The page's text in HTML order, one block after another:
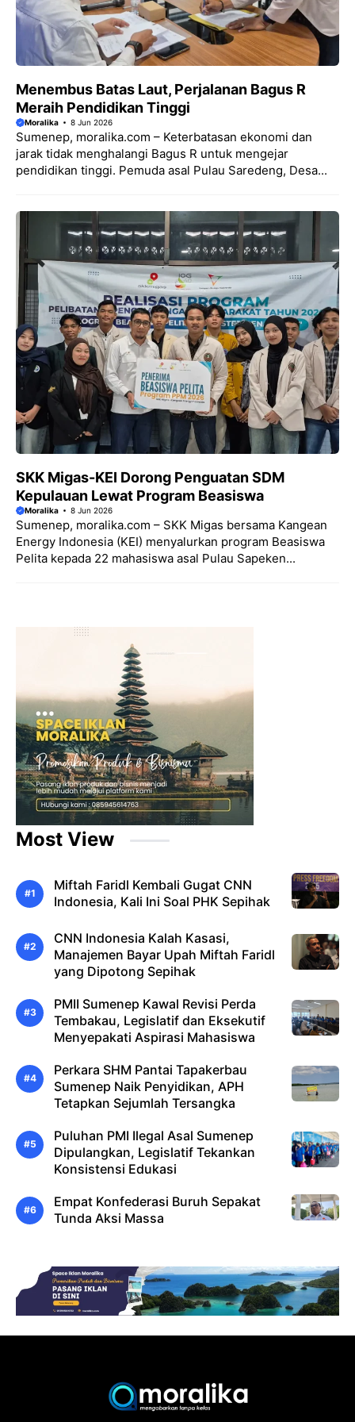
Menembus Batas Laut, Perjalanan Bagus R
Meraih Pendidikan Tinggi
Moralika 8 Jun 2026
Sumenep, moralika.com – Keterbatasan ekonomi dan
jarak tidak menghalangi Bagus R untuk mengejar
pendidikan tinggi. Pemuda asal Pulau Saredeng, Desa...
SKK Migas-KEI Dorong Penguatan SDM
Kepulauan Lewat Program Beasiswa
Moralika 8 Jun 2026
Sumenep, moralika.com – SKK Migas bersama Kangean
Energy Indonesia (KEI) menyalurkan program Beasiswa
Pelita kepada 22 mahasiswa asal Pulau Sapeken...
Most View
Miftah Faridl Kembali Gugat CNN
Indonesia, Kali Ini Soal PHK Sepihak
CNN Indonesia Kalah Kasasi,
Manajemen Bayar Upah Miftah Faridl
yang Dipotong Sepihak
PMII Sumenep Kawal Revisi Perda
Tembakau, Legislatif dan Eksekutif
Menyepakati Aspirasi Mahasiswa
Perkara SHM Pantai Tapakerbau
Sumenep Naik Penyidikan, APH
Tetapkan Sejumlah Tersangka
Puluhan PMI Ilegal Asal Sumenep
Dipulangkan, Legislatif Tekankan
Konsistensi Edukasi
Empat Konfederasi Buruh Sepakat
Tunda Aksi Massa